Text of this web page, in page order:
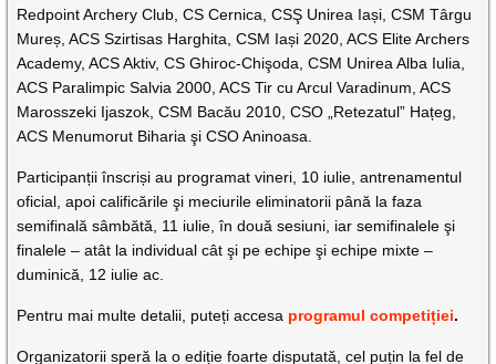
Redpoint Archery Club, CS Cernica, CSŞ Unirea Iași, CSM Târgu
Mureș, ACS Szirtisas Harghita, CSM Iași 2020, ACS Elite Archers
Academy, ACS Aktiv, CS Ghiroc-Chişoda, CSM Unirea Alba Iulia,
ACS Paralimpic Salvia 2000, ACS Tir cu Arcul Varadinum, ACS
Marosszeki Ijaszok, CSM Bacău 2010, CSO „Retezatul” Hațeg,
ACS Menumorut Biharia şi CSO Aninoasa.
Participanții înscriși au programat vineri, 10 iulie, antrenamentul
oficial, apoi calificările şi meciurile eliminatorii până la faza
semifinală sâmbătă, 11 iulie, în două sesiuni, iar semifinalele şi
finalele – atât la individual cât şi pe echipe şi echipe mixte –
duminică, 12 iulie ac.
Pentru mai multe detalii, puteți accesa programul competiției.
Organizatorii speră la o ediție foarte disputată, cel puțin la fel de